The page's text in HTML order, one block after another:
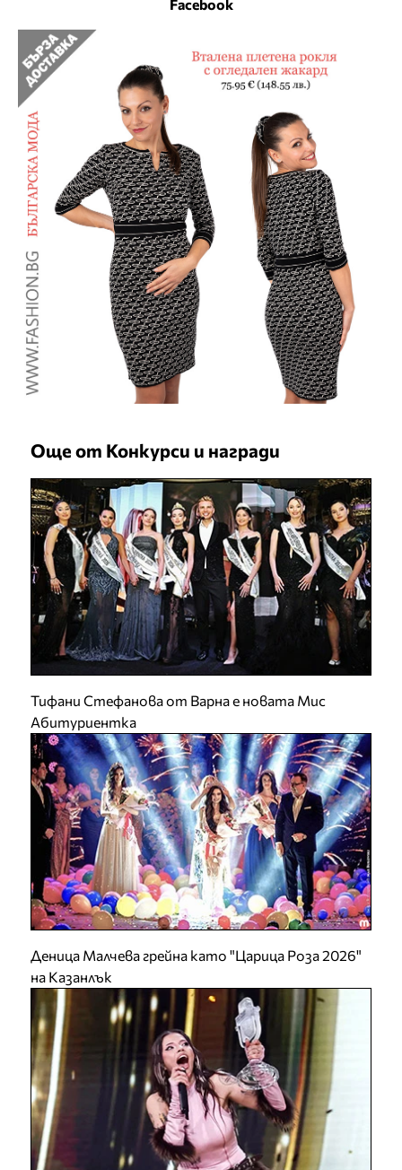
Facebook
Още от Конкурси и награди
Тифани Стефанова от Варна е новата Мис
Абитуриентка
Деница Малчева грейна като "Царица Роза 2026"
на Казанлък